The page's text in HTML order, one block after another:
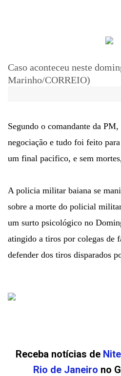
Caso aconteceu neste
Marinho/CORREIO)
Segundo o comandante da
negociação e tudo foi feito
um final pacifico, e sem
A policia militar baiana se
sobre a morte do policial
um surto psicológico no
atingido a tiros por colegas de
defender dos tiros disparados
Receba notícias de
Rio de Janeiro no